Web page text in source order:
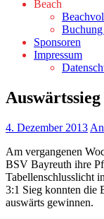
Beach
Sponsoren
Impressum
4. Dezember 2013
Am vergangenen
BSV Bayreuth ihre
Tabellenschlusslicht
3:1 Sieg konnten die
auswärts gewinnen.